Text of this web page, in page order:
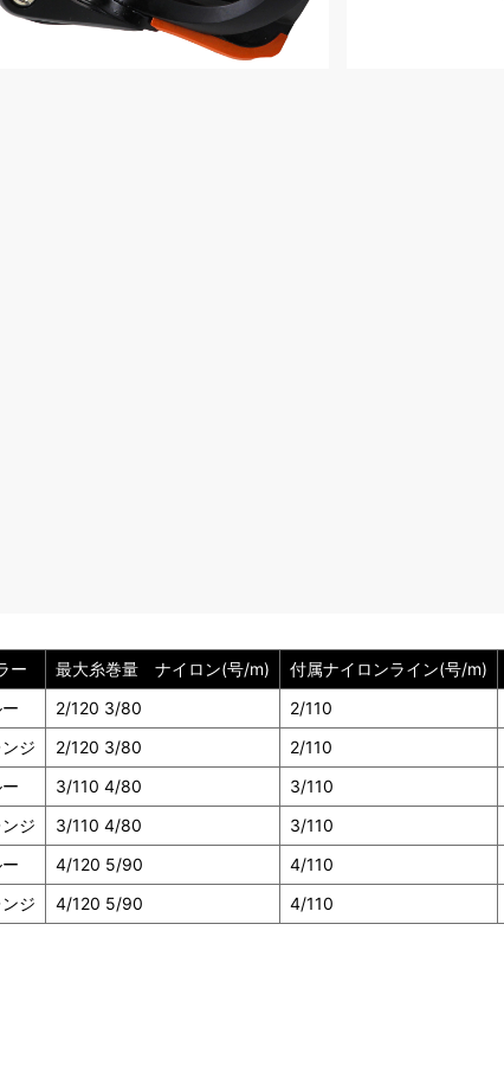
ー 最大糸巻量 ナイロン(号/m) 付属ナイロンライン(号/m)
2/120 3/80 2/110
ジ 2/120 3/80 2/110
3/110 4/80 3/110
ジ 3/110 4/80 3/110
4/120 5/90 4/110
ジ 4/120 5/90 4/110